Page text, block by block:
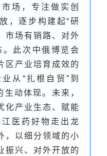
场，专注做实创
，逐步构建起“研
市场有销路、对外
。此次中俄博览会
区产业培育成效的
从“扎根自贸”到
生动体现。未来，
化产业生态、赋能
医药好物走出龙
，以细分领域的小
振兴、对外开放的